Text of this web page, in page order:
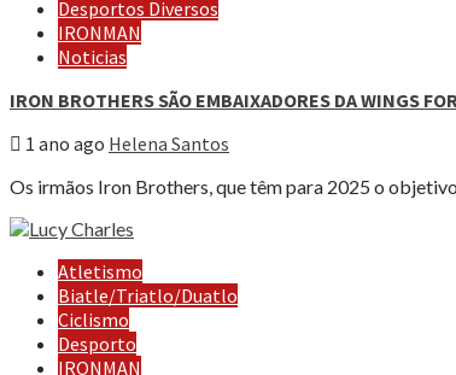
Desportos Diversos
IRONMAN
Noticias
IRON BROTHERS SÃO EMBAIXADORES DA WINGS
1 ano ago Helena Santos
Os irmãos Iron Brothers, que têm para 2025 o
Atletismo
Biatle/Triatlo/Duatlo
Ciclismo
Desporto
IRONMAN